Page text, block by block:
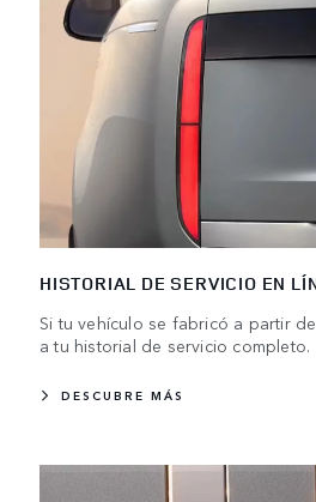
HISTORIAL DE SERVICIO EN
Si tu vehículo se fabricó a partir
a tu historial de servicio completo.
DESCUBRE MÁS